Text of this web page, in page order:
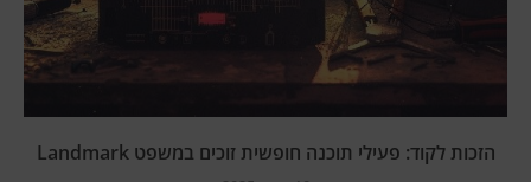
הזכות לקוד: פעילי תוכנה חופשית זוכים במשפט Landmark